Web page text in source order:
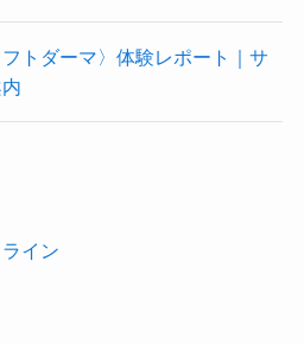
トダーマ〉体験レポート｜サ
イン